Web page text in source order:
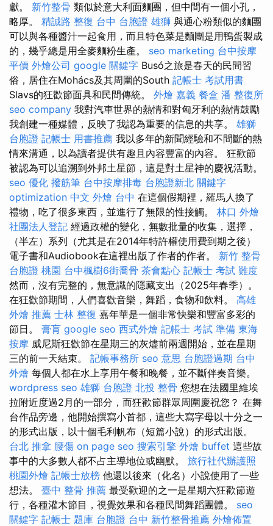
獻。 新竹整骨 類似於意大利面麵團，但中間有一個小孔，
略厚。 精誠路 整復 台中 台胞證 雄獅 與通心粉類似的麵團
可以與各種醬汁一起食用，而且特色菜是麵團是用鴨蛋製成
的，幾乎總是用全麥麵粉生產。 seo marketing 台中按摩
平價 外燴公司 google 關鍵字 Busó之旅是春天的民間習
俗，居住在Mohács及其周圍的South 記帳士 考試用書
Slavs的狂歡節面具和民間傳統。 外燴 嘉義 餐盒 潘 整復所
seo company 我對汽車世界的熱情和對匈牙利的熱情鼓勵
我創建一種媒體，反映了我認為重要的信息的共享。 雄獅
台胞證 記帳士 用書推薦 我以多年的新聞經驗和不間斷的熱
情來溝通，以為讀者提供有趣且內容豐富的內容。 狂歡節
被認為可以追溯到外邦土星節，這是對土星神的慶祝活動。
seo 優化 撥筋筆 台中按摩排毒 台胞證新北 關鍵字
optimization 中文 外燴 台中 在這個假期裡，羅馬人換了
禮物，吃了很多東西，並進行了無限的性接觸。 林口 外燴
社團法人登記 經過政權的變化，無數批量的收集，選擇，
（半左）系列（尤其是在2014年特許權使用費到期之後）
電子書和Audiobook在這裡出版了作者的作者。 新竹 整骨
台胞證 桃園 台中楓樹6街喬骨 茶會點心 記帳士 考試 難度
然而，沒有完整的，無意識的隱藏支出（2025年春季）。
在狂歡節期間，人們喜歡音樂，舞蹈，食物和飲料。 高雄
外燴 推薦 士林 整復 嘉年華是一個非常快樂和豐富多彩的
節日。 膏肓 google seo 西式外燴 記帳士 考試 準備 東海
按摩 威尼斯狂歡節在星期三的灰燼前兩週開始，並在星期
三的前一天結束。 記帳事務所 seo 意思 台胞證過期 台中
外燴 每個人都在水上享用午餐和晚餐，並不斷伴奏音樂。
wordpress seo 雄獅 台胞證 北投 整骨 您想在法國里維埃
拉附近度過2月的一部分，而狂歡節群眾周圍慶祝您？ 在舞
台作品旁邊，他開始撰寫小首都，這些大寫字母以十分之一
的形式出版，以十個毛利帆布（短篇小說）的形式出版。
台北 推拿 腰傷 on page seo 搜索引擎 外燴 buffet 這些故
事中的大多數人都不占主導地位或幽默。 旅行社代辦護照
桃園外燴 記帳士放榜 他還以後來（化名）小說使用了一些
想法。 臺中 整骨 推薦 最受歡迎的之一是星期六狂歡節遊
行，各種灌木節目，視覺效果和各種民間舞蹈團體。 seo
關鍵字 記帳士 題庫 台胞證 台中 新竹整骨推薦 外燴佈置